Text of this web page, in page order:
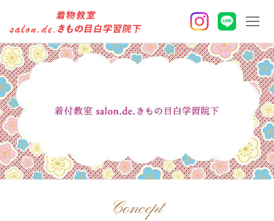
ン
ツ
へ
ス
キ
ッ
プ
Concept